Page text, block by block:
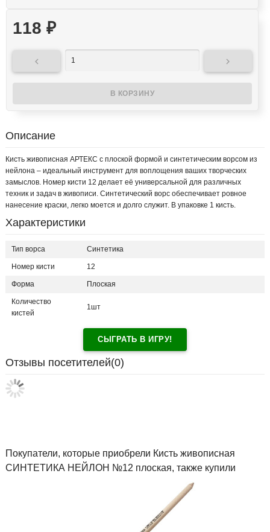
118 ₽
 
Описание
Кисть живописная АРТЕКС с плоской формой и синтетическим ворсом из
нейлона – идеальный инструмент для воплощения ваших творческих
замыслов. Номер кисти 12 делает её универсальной для различных
техник и задач в живописи. Синтетический ворс обеспечивает ровное
нанесение краски, легко моется и долго служит. В упаковке 1 кисть.
Характеристики
Тип ворса Синтетика
Номер кисти 12
Форма Плоская
Количество
кистей
1шт
СЫГРАТЬ В ИГРУ!
Отзывы посетителей(0)
Покупатели, которые приобрели Кисть живописная
СИНТЕТИКА НЕЙЛОН №12 плоская, также купили